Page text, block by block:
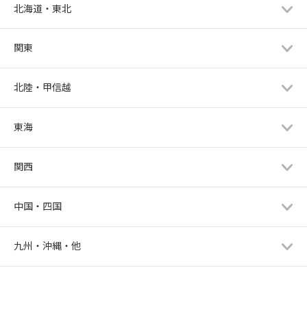
北海道・東北
関東
北陸・甲信越
東海
関西
中国・四国
九州・沖縄・他